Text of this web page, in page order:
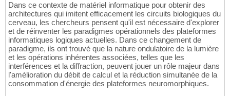
Dans ce contexte de matériel informatique pour obtenir des
architectures qui imitent efficacement les circuits biologiques du
cerveau, les chercheurs pensent qu'il est nécessaire d'explorer
et de réinventer les paradigmes opérationnels des plateformes
informatiques logiques actuelles. Dans ce changement de
paradigme, ils ont trouvé que la nature ondulatoire de la lumière
et les opérations inhérentes associées, telles que les
interférences et la diffraction, peuvent jouer un rôle majeur dans
l'amélioration du débit de calcul et la réduction simultanée de la
consommation d'énergie des plateformes neuromorphiques.